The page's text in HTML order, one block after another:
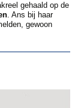
gehaald op de
. Ans bij haar
gewoon